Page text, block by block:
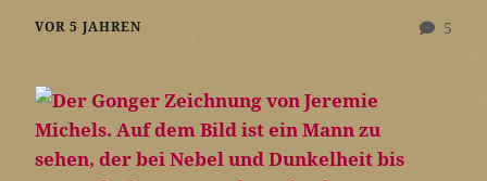
5
VOR 5 JAHREN